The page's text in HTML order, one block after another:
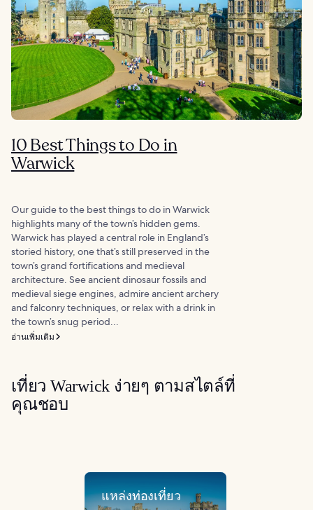
10 Best Things to Do in
Warwick
Our guide to the best things to do in Warwick
highlights many of the town’s hidden gems.
Warwick has played a central role in England’s
storied history, one that’s still preserved in the
town’s grand fortifications and medieval
architecture. See ancient dinosaur fossils and
medieval siege engines, admire ancient archery
and falconry techniques, or relax with a drink in
the town’s snug period...
อ่านเพิ่มเติม
เที่ยว Warwick ง่ายๆ ตามสไตล์ที่
คุณชอบ
แหล่งท่องเที่ยว